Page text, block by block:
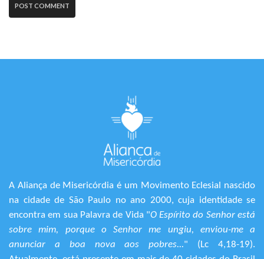
A Aliança de Misericórdia é um Movimento Eclesial nascido
na cidade de São Paulo no ano 2000, cuja identidade se
encontra em sua Palavra de Vida "O Espírito do Senhor está
sobre mim, porque o Senhor me ungiu, enviou-me a
anunciar a boa nova aos pobres..." (Lc 4,18-19).